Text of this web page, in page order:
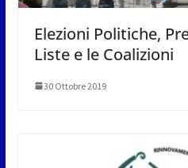
Elezioni Politiche,
Liste e le Coalizioni
30 Ottobre 2019